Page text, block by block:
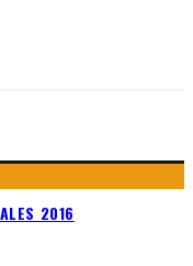
2016